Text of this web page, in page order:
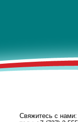
Свяжитесь с нами: